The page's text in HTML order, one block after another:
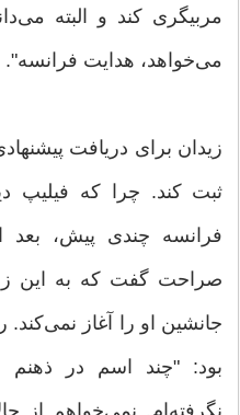
مربیگری کند و البته
می‌خواهد، هدایت فرانسه". ‏
زیدان برای دریافت
ثبت کند. ‏چرا که فیلیپ
فرانسه چندی پیش،
صراحت گفت که به این
جانشین او را آغاز
بود: "چند اسم در
نگرفته‌ام. ‏نمی‌خواهم از